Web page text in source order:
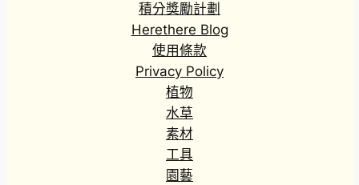
積分獎勵計劃
Herethere Blog
使用條款
Privacy Policy
植物
水草
素材
工具
園藝